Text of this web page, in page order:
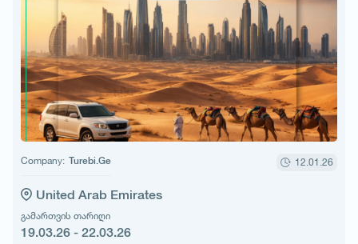
Company: Turebi.Ge 12.01.26
United Arab Emirates
გამართვის თარიღი
19.03.26 - 22.03.26